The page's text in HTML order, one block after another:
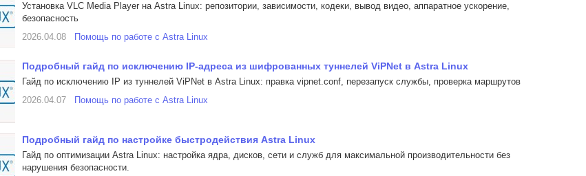
Установка VLC Media Player на Astra Linux: репозитории, зависимости, кодеки, вывод видео, аппаратное ускорение,
безопасность
2026.04.08
Помощь по работе с Astra Linux
Подробный гайд по исключению IP-адреса из шифрованных туннелей ViPNet в Astra Linux
Гайд по исключению IP из туннелей ViPNet в Astra Linux: правка vipnet.conf, перезапуск службы, проверка маршрутов
2026.04.07
Помощь по работе с Astra Linux
Подробный гайд по настройке быстродействия Astra Linux
Гайд по оптимизации Astra Linux: настройка ядра, дисков, сети и служб для максимальной производительности без
нарушения безопасности.